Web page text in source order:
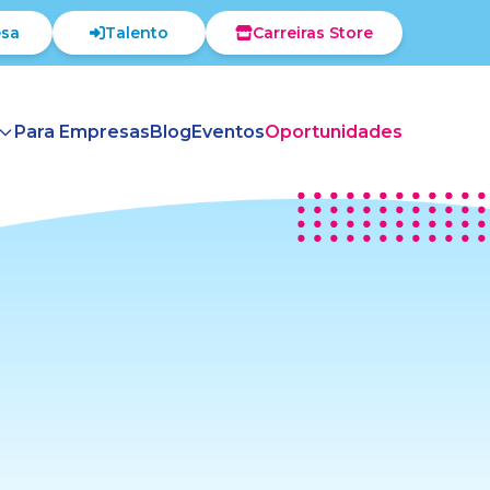
Talento Carreiras Store
Para EmpresasBlogEventosOportunidades